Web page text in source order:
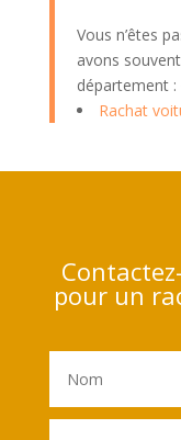
Vous n’êtes
avons
département :
Rachat
pour un